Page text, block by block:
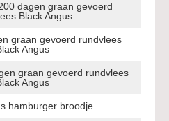
dagen graan gevoerd
Black Angus
graan gevoerd rundvlees
Angus
graan gevoerd rundvlees
Angus
hamburger broodje